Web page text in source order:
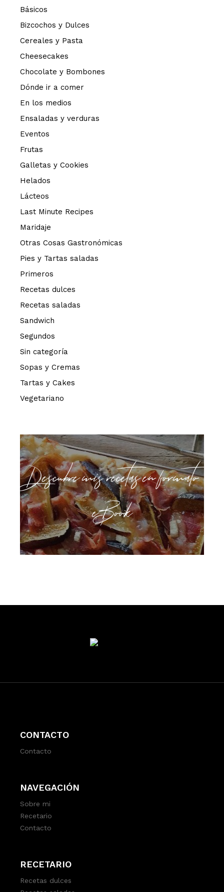
Básicos
Bizcochos y Dulces
Cereales y Pasta
Cheesecakes
Chocolate y Bombones
Dónde ir a comer
En los medios
Ensaladas y verduras
Eventos
Frutas
Galletas y Cookies
Helados
Lácteos
Last Minute Recipes
Maridaje
Otras Cosas Gastronómicas
Pies y Tartas saladas
Primeros
Recetas dulces
Recetas saladas
Sandwich
Segundos
Sin categoría
Sopas y Cremas
Tartas y Cakes
Vegetariano
Descubre mis recetas en formato
eBook
CONTACTO
Contacto
NAVEGACIÓN
Sobre mi
Recetario
Contacto
RECETARIO
Recetas dulces